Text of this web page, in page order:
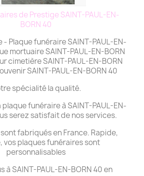
de Prestige SAINT-PAUL-EN-
BORN 40
- Plaque funéraire SAINT-PAUL-EN-
mortuaire SAINT-PAUL-EN-BORN
cimetière SAINT-PAUL-EN-BORN
SAINT-PAUL-EN-BORN 40
spécialité la qualité.
funéraire à SAINT-PAUL-EN-
serez satisfait de nos services.
fabriqués en France. Rapide,
vos plaques funéraires sont
personnalisables
à SAINT-PAUL-EN-BORN 40 en